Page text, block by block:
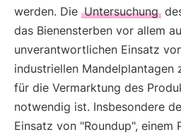
werden. Die Untersuchung
das Bienensterben vor allem
unverantwortlichen Einsatz
industriellen Mandelplantagen
für die Vermarktung des
notwendig ist. Insbesondere
Einsatz von "Roundup", einem